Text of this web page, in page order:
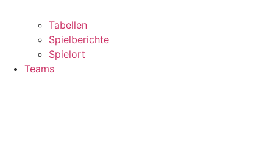
Tabellen
Spielberichte
Spielort
Teams